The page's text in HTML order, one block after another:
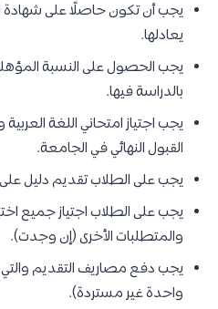
يجب أن تكون حاصلًا على شهادة
يعادلها.
يجب الحصول على النسبة المؤهلة
بالدراسة فيها.
يجب اجتياز امتحاني اللغة
القبول النهائي في الجامعة.
يجب على الطلاب تقديم دليل على 12 سنة من الدراسة.
يجب على الطلاب اجتياز جميع
والمتطلبات الأخرى (إن وجدت).
واحدة غير مستردة).